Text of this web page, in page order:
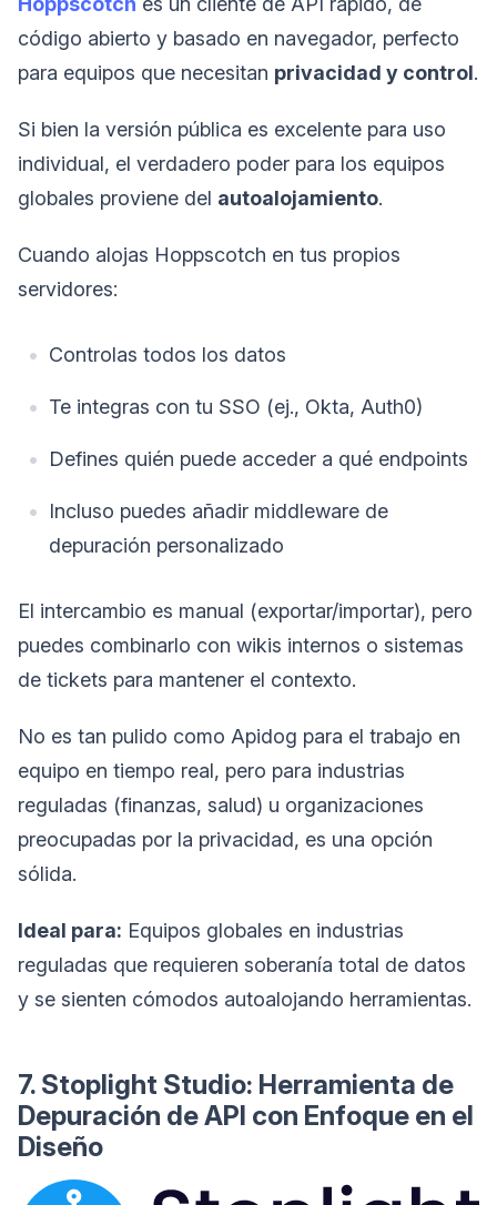
código abierto y basado en navegador, perfecto
para equipos que necesitan privacidad y control.
Si bien la versión pública es excelente para uso
individual, el verdadero poder para los equipos
globales proviene del autoalojamiento.
Cuando alojas Hoppscotch en tus propios
servidores:
Controlas todos los datos
Te integras con tu SSO (ej., Okta, Auth0)
Defines quién puede acceder a qué endpoints
Incluso puedes añadir middleware de
depuración personalizado
El intercambio es manual (exportar/importar), pero
puedes combinarlo con wikis internos o sistemas
de tickets para mantener el contexto.
No es tan pulido como Apidog para el trabajo en
equipo en tiempo real, pero para industrias
reguladas (finanzas, salud) u organizaciones
preocupadas por la privacidad, es una opción
sólida.
Ideal para: Equipos globales en industrias
reguladas que requieren soberanía total de datos
y se sienten cómodos autoalojando herramientas.
7. Stoplight Studio: Herramienta de
Depuración de API con Enfoque en el
Diseño